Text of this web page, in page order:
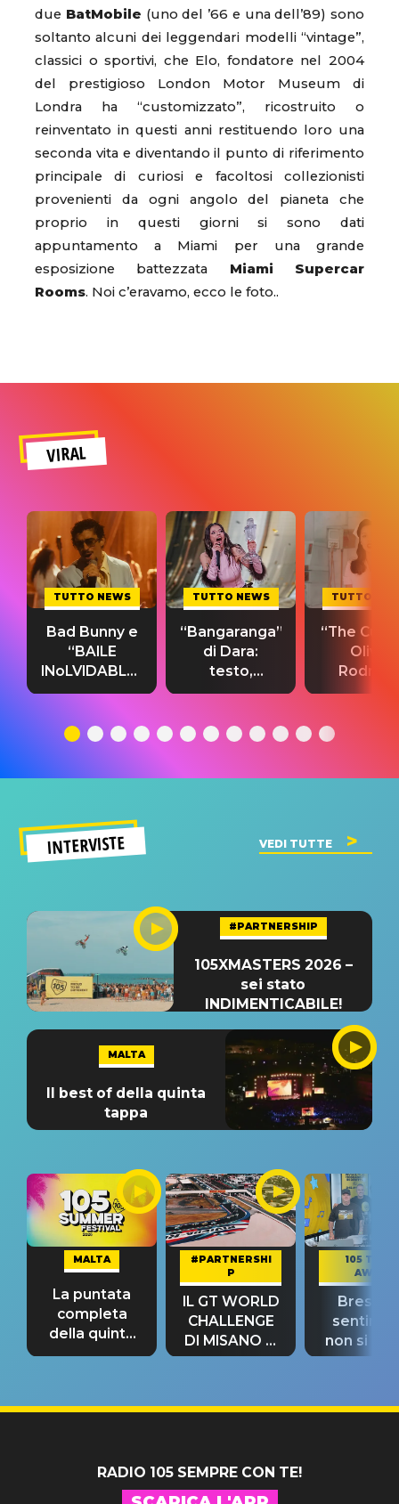
due BatMobile (uno del ’66 e una dell’89) sono
soltanto alcuni dei leggendari modelli “vintage”,
classici o sportivi, che Elo, fondatore nel 2004
del prestigioso London Motor Museum di
Londra ha “customizzato”, ricostruito o
reinventato in questi anni restituendo loro una
seconda vita e diventando il punto di riferimento
principale di curiosi e facoltosi collezionisti
provenienti da ogni angolo del pianeta che
proprio in questi giorni si sono dati
appuntamento a Miami per una grande
esposizione battezzata Miami Supercar
Rooms. Noi c’eravamo, ecco le foto..
VIRAL
TUTTO NEWS
Bad Bunny e
“BAILE
INoLVIDABLE”:
testo,
significato
TUTTO NEWS
“Bangaranga”
di Dara:
testo,
traduzione e
del singolo
TUTTO
“The
Olivia
testo,
INTERVISTE VEDI TUTTE
#PARTNERSHIP
105XMASTERS 2026 –
sei stato
INDIMENTICABILE!
MALTA
Il best of della quinta
tappa
MALTA
La puntata
completa
della quinta
tappa
#PARTNERSHI
P
IL GT WORLD
CHALLENGE
DI MISANO si
riconferma
105 TAKE
AWAY
Bresh:
non si
fino alla
RADIO 105 SEMPRE CON TE!